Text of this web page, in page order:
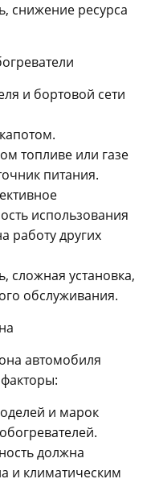
снижение ресурса
и бортовой сети
топливе или газе
питания.
использования
работу других
сложная установка,
обслуживания.
автомобиля
и марок
должна
и климатическим